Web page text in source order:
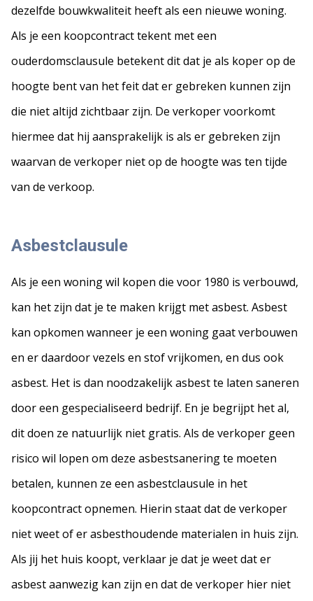
dezelfde bouwkwaliteit heeft als een nieuwe woning.
Als je een koopcontract tekent met een
ouderdomsclausule betekent dit dat je als koper op de
hoogte bent van het feit dat er gebreken kunnen zijn
die niet altijd zichtbaar zijn. De verkoper voorkomt
hiermee dat hij aansprakelijk is als er gebreken zijn
waarvan de verkoper niet op de hoogte was ten tijde
van de verkoop.
Asbestclausule
Als je een woning wil kopen die voor 1980 is verbouwd,
kan het zijn dat je te maken krijgt met asbest. Asbest
kan opkomen wanneer je een woning gaat verbouwen
en er daardoor vezels en stof vrijkomen, en dus ook
asbest. Het is dan noodzakelijk asbest te laten saneren
door een gespecialiseerd bedrijf. En je begrijpt het al,
dit doen ze natuurlijk niet gratis. Als de verkoper geen
risico wil lopen om deze asbestsanering te moeten
betalen, kunnen ze een asbestclausule in het
koopcontract opnemen. Hierin staat dat de verkoper
niet weet of er asbesthoudende materialen in huis zijn.
Als jij het huis koopt, verklaar je dat je weet dat er
asbest aanwezig kan zijn en dat de verkoper hier niet